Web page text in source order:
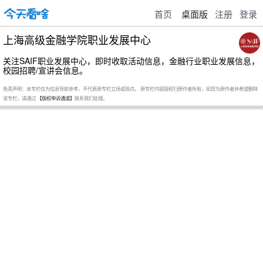
首页 桌面版 注册 登录
上海高级金融学院职业发展中心
关注SAIF职业发展中心，即时收取活动信息，金融行业职业发展信息，
校园招聘/宣讲会信息。
免责声明：本专栏仅为信息导航参考，不代表原专栏立场或观点。 原专栏内容版权归原作者所有，如您为原作者并希望删除
该专栏，请通过 【版权申诉通道】 联系我们处理。